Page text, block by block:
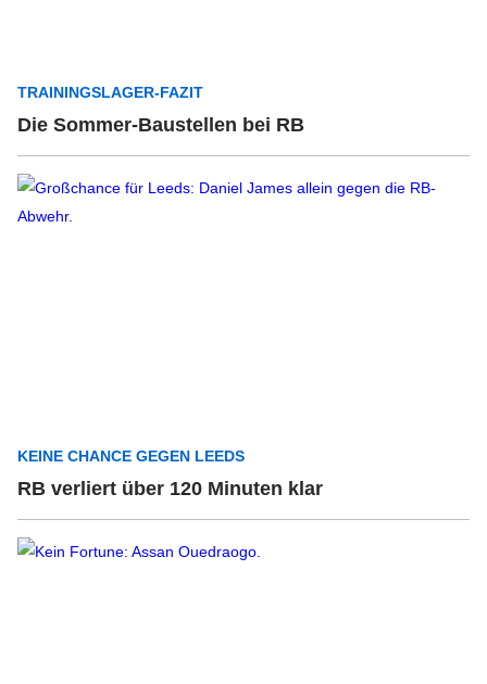
TRAININGSLAGER-FAZIT
Die Sommer-Baustellen bei RB
KEINE CHANCE GEGEN LEEDS
RB verliert über 120 Minuten klar